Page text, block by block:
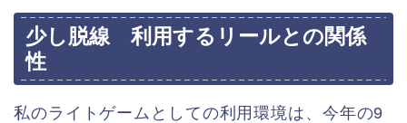
少し脱線 利用するリールとの関係
性
私のライトゲームとしての利用環境は、今年の9